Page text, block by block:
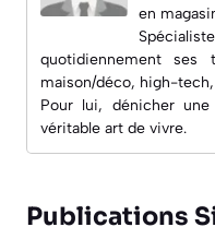
en
quotidiennement ses
maison/déco, high-
Pour lui, dénicher
véritable art de vivre.
Publications